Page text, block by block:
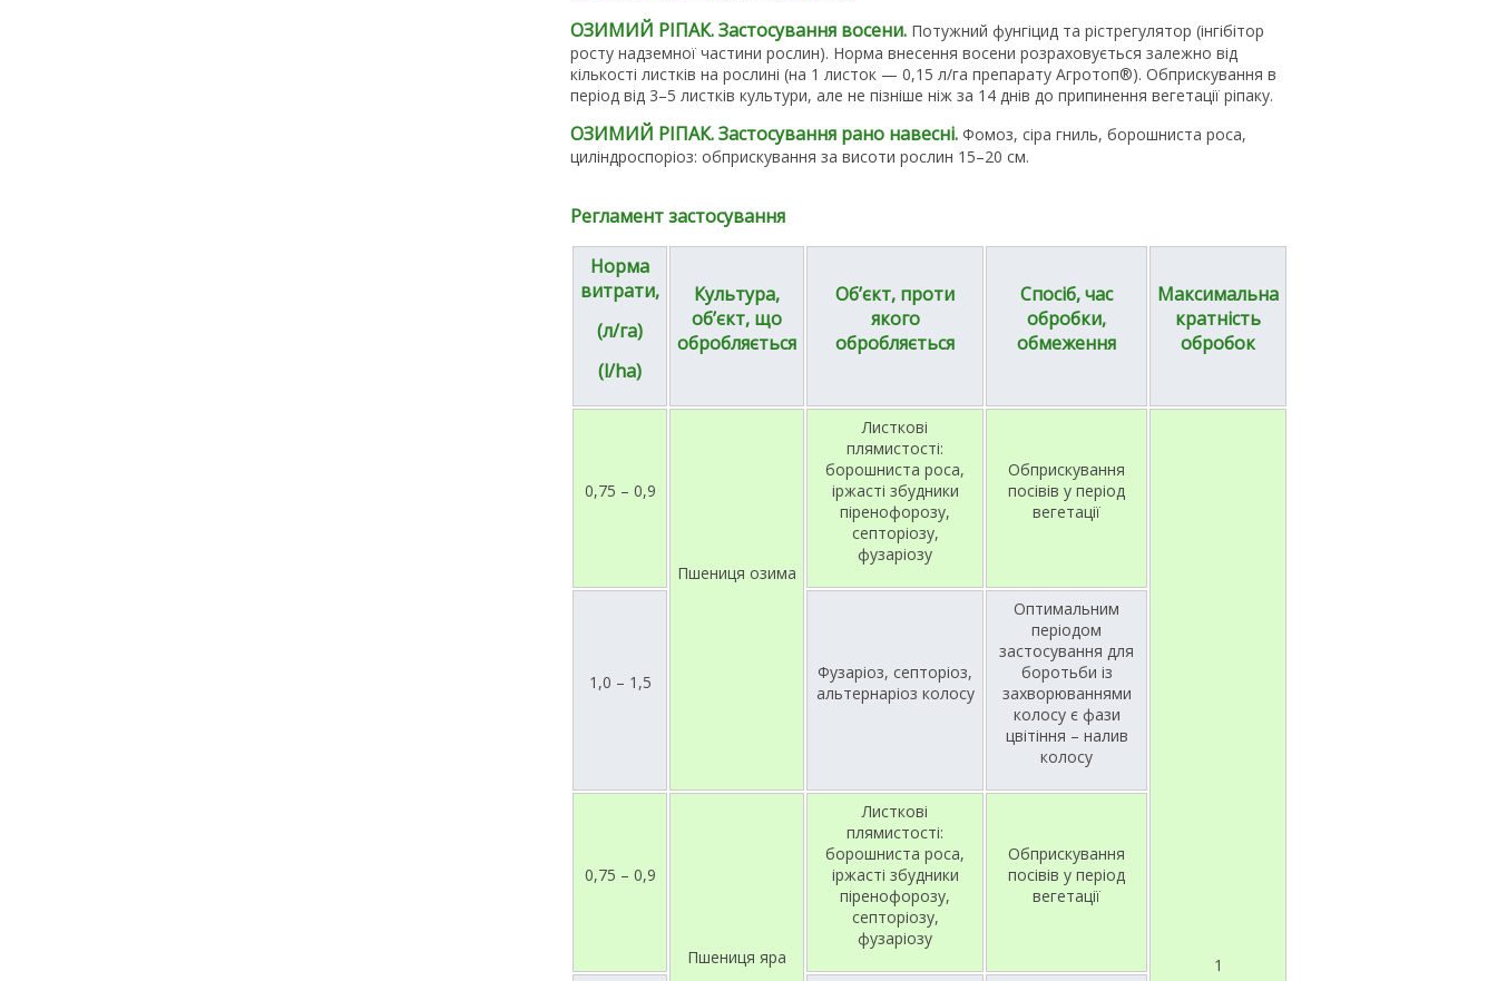
ОЗИМИЙ РІПАК. Застосування восени. Потужний фунгіцид та рістрегулятор (інгібітор
росту надземної частини рослин). Норма внесення восени розраховується залежно від
кількості листків на рослині (на 1 листок — 0,15 л/га препарату Агротоп®). Обприскування в
період від 3–5 листків культури, але не пізніше ніж за 14 днів до припинення вегетації ріпаку.
ОЗИМИЙ РІПАК. Застосування рано навесні. Фомоз, сіра гниль, борошниста роса,
циліндроспоріоз: обприскування за висоти рослин 15–20 см.
Регламент застосування
Норма
витрати,
(л/га)
(l/ha)
Культура,
об’єкт, що
обробляється
Об’єкт, проти
якого
обробляється
Спосіб, час
обробки,
обмеження
Максимальна
кратність
обробок
0,75 – 0,9
Пшениця озима
Листкові
плямистості:
борошниста роса,
іржасті збудники
піренофорозу,
септоріозу,
фузаріозу
Обприскування
посівів у період
вегетації
1
1,0 – 1,5
Фузаріоз, септоріоз,
альтернаріоз колосу
Оптимальним
періодом
застосування для
боротьби із
захворюваннями
колосу є фази
цвітіння – налив
колосу
0,75 – 0,9
Пшениця яра
Листкові
плямистості:
борошниста роса,
іржасті збудники
піренофорозу,
септоріозу,
фузаріозу
Обприскування
посівів у період
вегетації